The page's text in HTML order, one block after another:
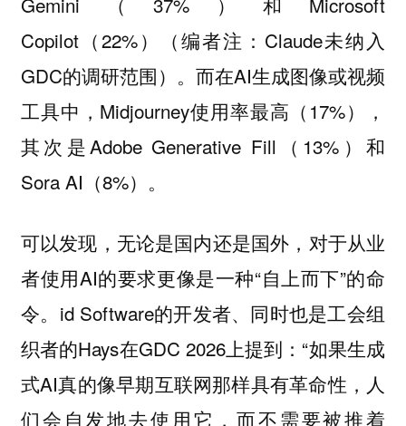
Copilot（22%）（编者注：Claude未纳入
GDC的调研范围）。而在AI生成图像或视频
工具中，Midjourney使用率最高（17%），
其次是Adobe Generative Fill（13%）和
Sora AI（8%）。
可以发现，无论是国内还是国外，对于从业
者使用AI的要求更像是一种“自上而下”的命
令。id Software的开发者、同时也是工会组
织者的Hays在GDC 2026上提到：“如果生成
式AI真的像早期互联网那样具有革命性，人
们会自发地去使用它，而不需要被推着